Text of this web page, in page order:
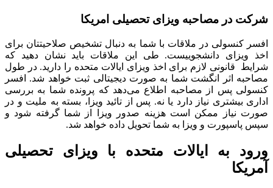
شرکت در مصاحبه ویزای تحصیلی امریکا
افسر کنسولی در ملاقات با شما به دنبال تشخیص صلاحیتتان برای
اخذ ویزای دانشجوییست. طی این ملاقات باید نشان دهید که
شرایط قانونی لازم برای اخذ ویزای ایالات متحده را دارید. در طول
مصاحبه اثر انگشت شما به صورت دیجیتالی ثبت خواهد شد. افسر
کنسولی پس از مصاحبه اطلاع می‌دهد که پرونده شما به بررسی
اداری بیشتری نیاز دارد یا نه. پس از تائید ویزا، بسته به ملیت و در
صورت نیاز ممکن است هزینه صدور ویزا از شما گرفته شود و
سپس پاسپورت و ویزا به شما تحویل داده خواهد شد.
ورود به ایالات متحده با ویزای تحصیلی
آمریکا